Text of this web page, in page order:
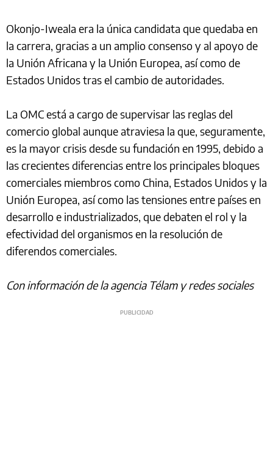
Okonjo-Iweala era la única candidata que quedaba en
la carrera, gracias a un amplio consenso y al apoyo de
la Unión Africana y la Unión Europea, así como de
Estados Unidos tras el cambio de autoridades.
La OMC está a cargo de supervisar las reglas del
comercio global aunque atraviesa la que, seguramente,
es la mayor crisis desde su fundación en 1995, debido a
las crecientes diferencias entre los principales bloques
comerciales miembros como China, Estados Unidos y la
Unión Europea, así como las tensiones entre países en
desarrollo e industrializados, que debaten el rol y la
efectividad del organismos en la resolución de
diferendos comerciales.
Con información de la agencia Télam y redes sociales